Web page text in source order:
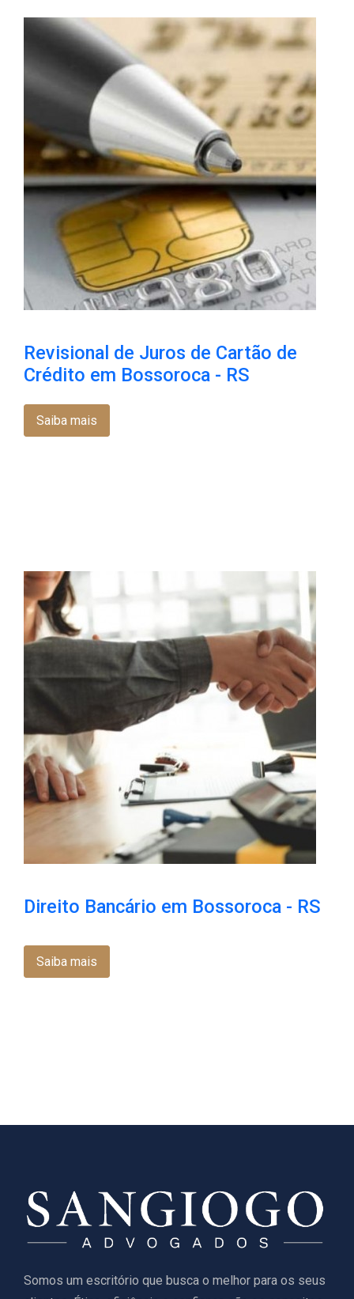
Revisional de Juros de Cartão de
Crédito em Bossoroca​ - RS
Saiba mais
Direito Bancário em Bossoroca​ - RS
Saiba mais
Somos um escritório que busca o melhor para os seus